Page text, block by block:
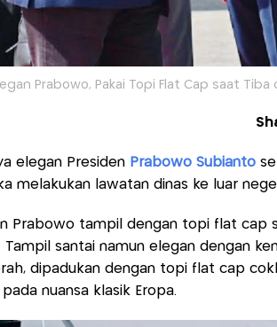
Prabowo, Pakai Topi Flat Cap saat
elegan Presiden Prabowo Subianto
melakukan lawatan dinas ke luar
Prabowo tampil dengan topi flat cap
Tampil santai namun elegan dengan
dipadukan dengan topi flat cap
nuansa klasik Eropa.